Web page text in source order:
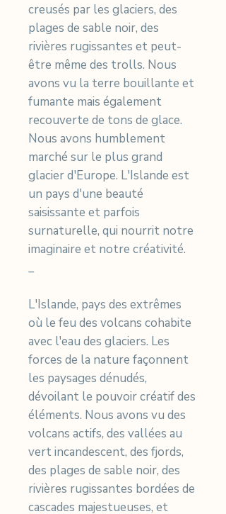
creusés par les glaciers, des
plages de sable noir, des
rivières rugissantes et peut-
être même des trolls. Nous
avons vu la terre bouillante et
fumante mais également
recouverte de tons de glace.
Nous avons humblement
marché sur le plus grand
glacier d'Europe. L'Islande est
un pays d'une beauté
saisissante et parfois
surnaturelle, qui nourrit notre
imaginaire et notre créativité.
L'Islande, pays des extrêmes
où le feu des volcans cohabite
avec l'eau des glaciers. Les
forces de la nature façonnent
les paysages dénudés,
dévoilant le pouvoir créatif des
éléments. Nous avons vu des
volcans actifs, des vallées au
vert incandescent, des fjords,
des plages de sable noir, des
rivières rugissantes bordées de
cascades majestueuses, et